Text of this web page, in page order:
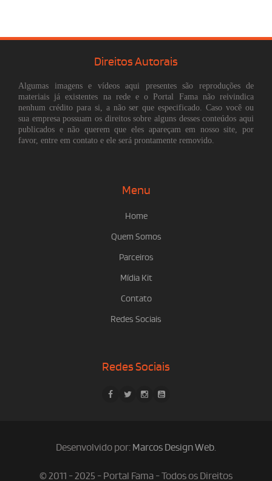
Direitos Autorais
Algumas imagens e vídeos aqui presentes são reproduções de
materiais já existentes na rede e o Portal Fama não reivindica
nenhum crédito para si, a não ser que especificado. Caso você ou
sua empresa possuam os direitos sobre alguns desses conteúdos aqui
publicados e não querem que eles apareçam em nosso site, por
favor, entre em contato e ele será prontamente removido.
Menu
Home
Quem Somos
Parceiros
Mídia Kit
Contato
Redes Sociais
Redes Sociais
Desenvolvido por: Marcos Design Web.
© 2011 - 2025 - Portal Fama - Todos os Direitos